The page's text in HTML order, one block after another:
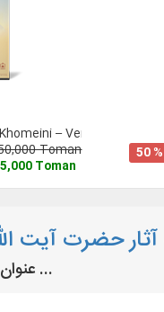
– Version 3
Toman
Toman
50 %
حضرت آیت
22 عنوان کتاب در موضوعات: فقه، اصول فقه، عقاید، اخلاق، حقوق و ...